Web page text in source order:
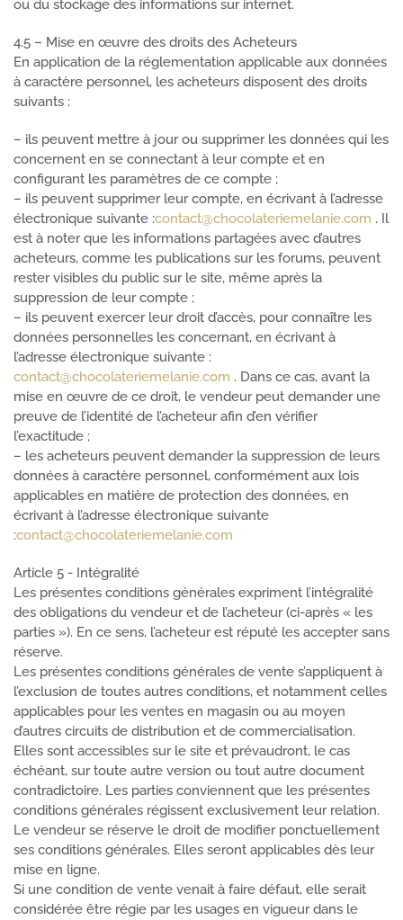
ou du stockage des informations sur internet.
4.5 – Mise en œuvre des droits des Acheteurs
En application de la réglementation applicable aux données
à caractère personnel, les acheteurs disposent des droits
suivants :
– ils peuvent mettre à jour ou supprimer les données qui les
concernent en se connectant à leur compte et en
configurant les paramètres de ce compte ;
– ils peuvent supprimer leur compte, en écrivant à l’adresse
électronique suivante :contact@chocolateriemelanie.com . Il
est à noter que les informations partagées avec d’autres
acheteurs, comme les publications sur les forums, peuvent
rester visibles du public sur le site, même après la
suppression de leur compte ;
– ils peuvent exercer leur droit d’accès, pour connaître les
données personnelles les concernant, en écrivant à
l’adresse électronique suivante :
contact@chocolateriemelanie.com . Dans ce cas, avant la
mise en œuvre de ce droit, le vendeur peut demander une
preuve de l’identité de l’acheteur afin d’en vérifier
l’exactitude ;
– les acheteurs peuvent demander la suppression de leurs
données à caractère personnel, conformément aux lois
applicables en matière de protection des données, en
écrivant à l’adresse électronique suivante
:contact@chocolateriemelanie.com
Article 5 - Intégralité
Les présentes conditions générales expriment l’intégralité
des obligations du vendeur et de l’acheteur (ci-après « les
parties »). En ce sens, l’acheteur est réputé les accepter sans
réserve.
Les présentes conditions générales de vente s’appliquent à
l’exclusion de toutes autres conditions, et notamment celles
applicables pour les ventes en magasin ou au moyen
d’autres circuits de distribution et de commercialisation.
Elles sont accessibles sur le site et prévaudront, le cas
échéant, sur toute autre version ou tout autre document
contradictoire. Les parties conviennent que les présentes
conditions générales régissent exclusivement leur relation.
Le vendeur se réserve le droit de modifier ponctuellement
ses conditions générales. Elles seront applicables dès leur
mise en ligne.
Si une condition de vente venait à faire défaut, elle serait
considérée être régie par les usages en vigueur dans le